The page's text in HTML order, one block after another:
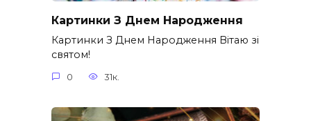
Картинки З Днем Народження
Картинки З Днем Народження Вітаю зі
святом!
0 31к.